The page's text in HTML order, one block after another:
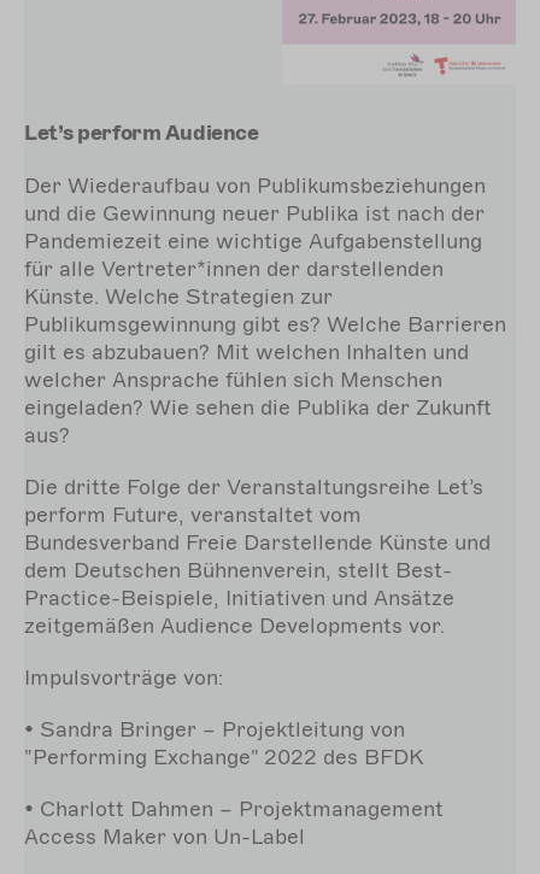
Let’s perform Audience
Der Wiederaufbau von Publikumsbeziehungen
und die Gewinnung neuer Publika ist nach der
Pandemiezeit eine wichtige Aufgabenstellung
für alle Vertreter*innen der darstellenden
Künste. Welche Strategien zur
Publikumsgewinnung gibt es? Welche Barrieren
gilt es abzubauen? Mit welchen Inhalten und
welcher Ansprache fühlen sich Menschen
eingeladen? Wie sehen die Publika der Zukunft
aus?
Die dritte Folge der Veranstaltungsreihe Let’s
perform Future, veranstaltet vom
Bundesverband Freie Darstellende Künste und
dem Deutschen Bühnenverein, stellt Best-
Practice-Beispiele, Initiativen und Ansätze
zeitgemäßen Audience Developments vor.
Impulsvorträge von:
• Sandra Bringer – Projektleitung von
"Performing Exchange" 2022 des BFDK
• Charlott Dahmen – Projektmanagement
Access Maker von Un-Label